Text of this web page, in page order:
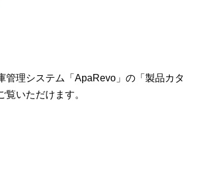
管理システム「ApaRevo」の「製品カタ
いただけます。